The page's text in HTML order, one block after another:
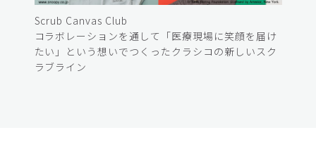
Scrub Canvas Club
コラボレーションを通して「医療現場に笑顔を届け
たい」という想いでつくったクラシコの新しいスク
ラブライン